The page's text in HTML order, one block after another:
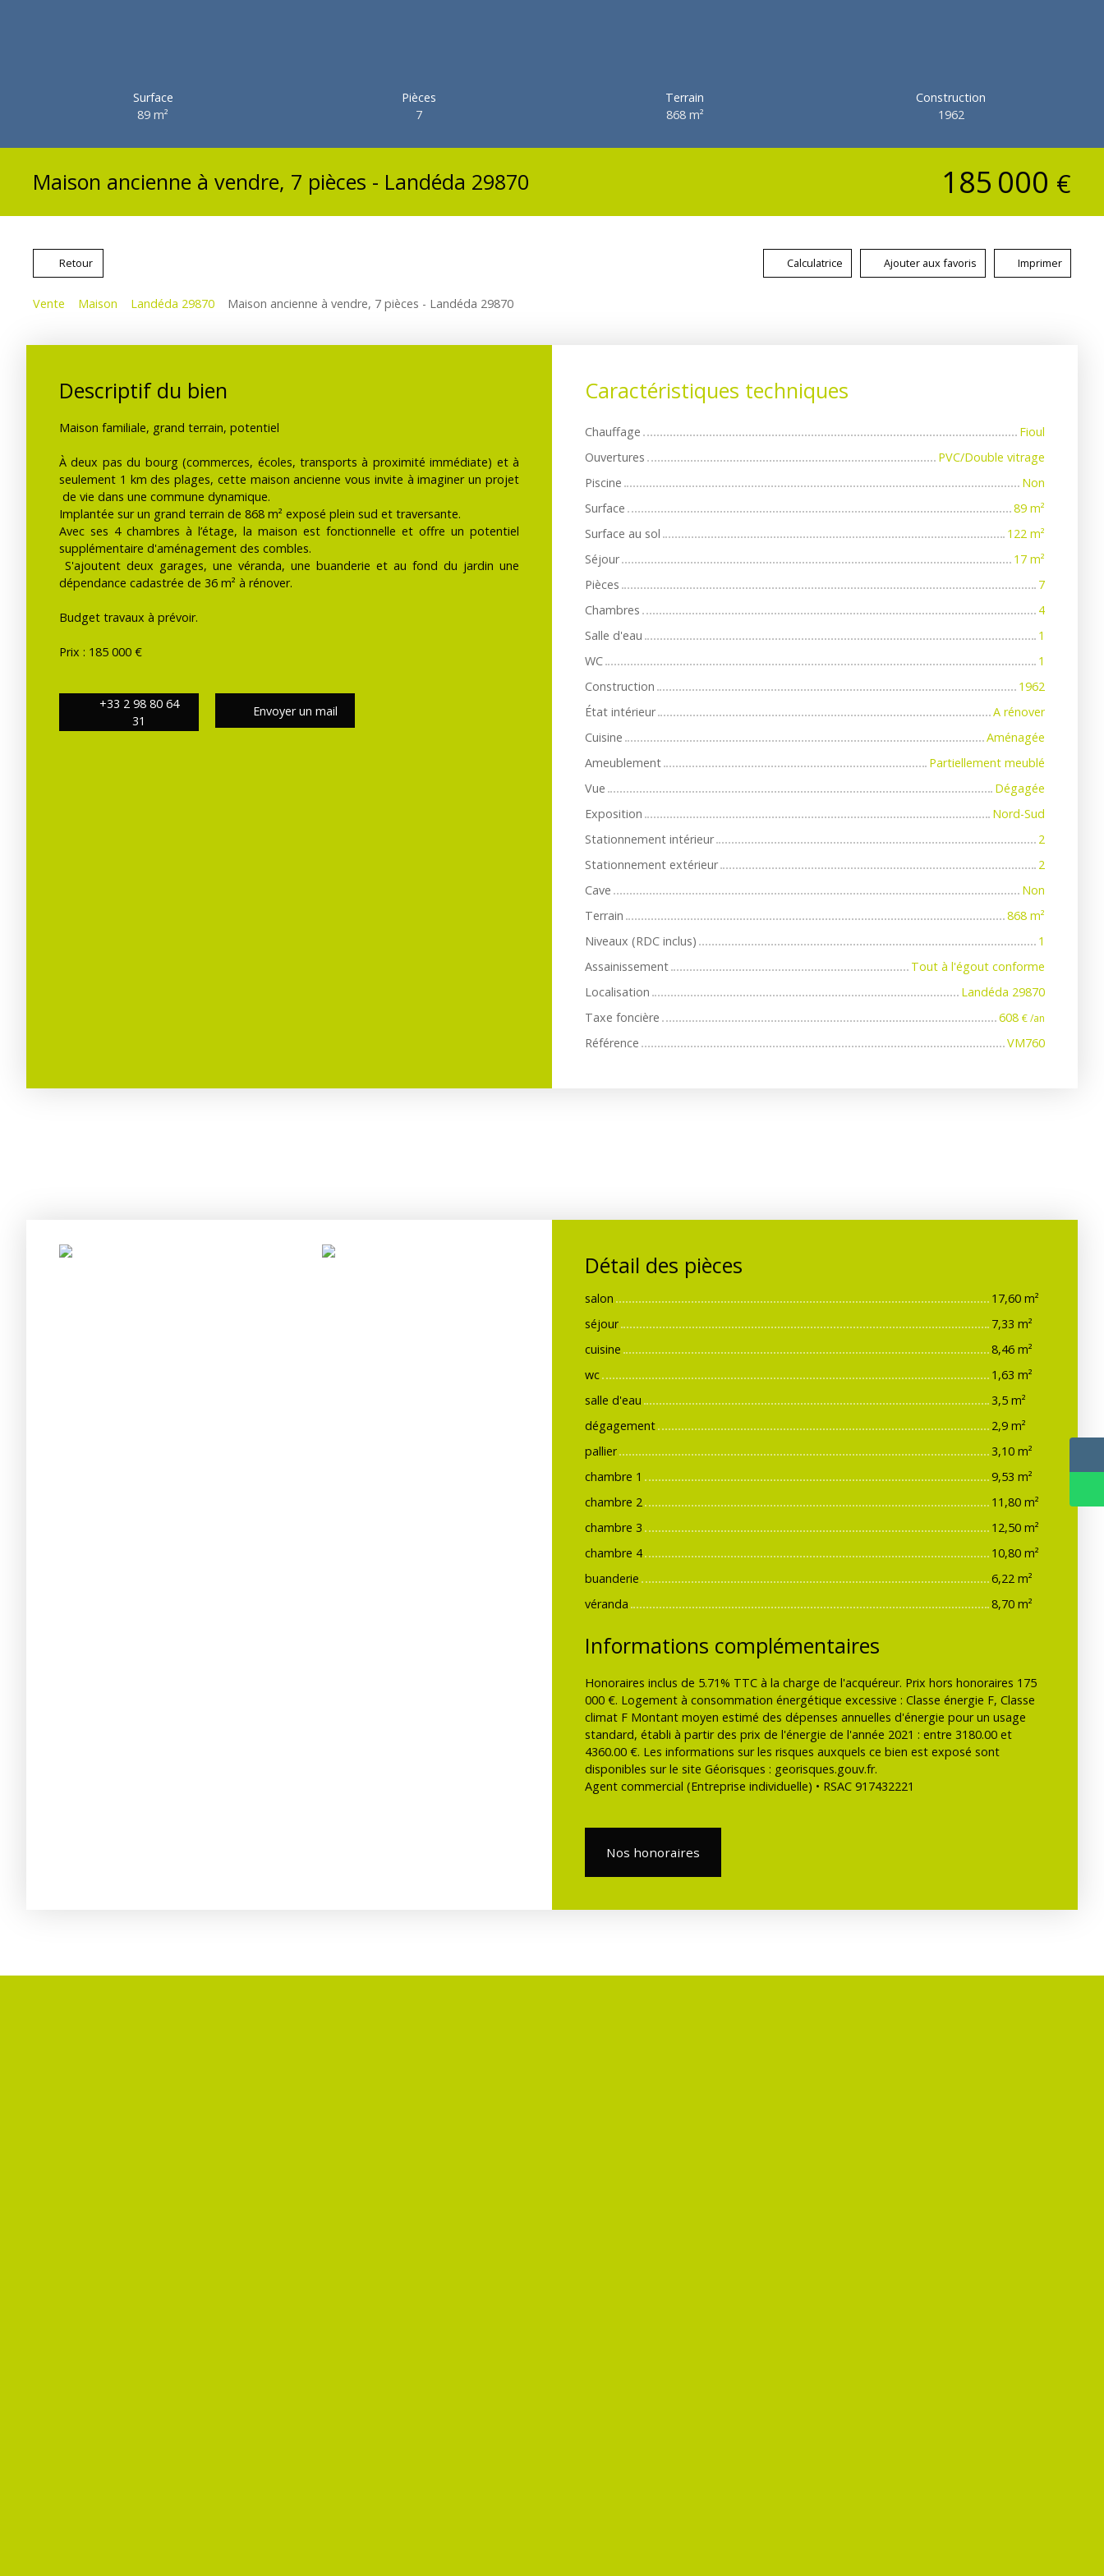
Surface
89m²
Pièces
7
Terrain
868 m²
Construction
1962
Maison ancienne à vendre, 7 pièces - Landéda 29870 185 000 €
Retour Calculatrice Ajouter aux favoris Imprimer
Vente Maison Landéda 29870 Maison ancienne à vendre, 7 pièces - Landéda 29870
Descriptif du bien
Maison familiale, grand terrain, potentiel
À deux pas du bourg (commerces, écoles, transports à proximité immédiate) et à
seulement 1 km des plages, cette maison ancienne vous invite à imaginer un projet
de vie dans une commune dynamique.
Implantée sur un grand terrain de 868 m² exposé plein sud et traversante.
Avec ses 4 chambres à l’étage, la maison est fonctionnelle et offre un potentiel
supplémentaire d'aménagement des combles.
S'ajoutent deux garages, une véranda, une buanderie et au fond du jardin une
dépendance cadastrée de 36 m² à rénover.
Budget travaux à prévoir.
Prix : 185 000 €
+33 2 98 80 64
31
Envoyer un mail
Caractéristiques techniques
Chauffage
Fioul
Ouvertures
PVC/Double vitrage
Piscine
Non
Surface
89 m²
Surface au sol
122 m²
Séjour
17 m²
Pièces
7
Chambres
4
Salle d'eau
1
WC
1
Construction
1962
État intérieur
A rénover
Cuisine
Aménagée
Ameublement
Partiellement meublé
Vue
Dégagée
Exposition
Nord-Sud
Stationnement intérieur
2
Stationnement extérieur
2
Cave
Non
Terrain
868 m²
Niveaux (RDC inclus)
1
Assainissement
Tout à l'égout conforme
Localisation
Landéda 29870
Taxe foncière
608 € /an
Référence VM760
Détail des pièces
salon
17,60 m²
séjour
7,33 m²
cuisine
8,46 m²
wc
1,63 m²
salle d'eau
3,5 m²
dégagement
2,9 m²
pallier
3,10 m²
chambre 1
9,53 m²
chambre 2
11,80 m²
chambre 3
12,50 m²
chambre 4
10,80 m²
buanderie
6,22 m²
véranda
8,70 m²
Informations complémentaires
Honoraires inclus de 5.71% TTC à la charge de l'acquéreur. Prix hors honoraires 175
000 €. Logement à consommation énergétique excessive : Classe énergie F, Classe
climat F Montant moyen estimé des dépenses annuelles d'énergie pour un usage
standard, établi à partir des prix de l'énergie de l'année 2021 : entre 3180.00 et
4360.00 €. Les informations sur les risques auxquels ce bien est exposé sont
disponibles sur le site Géorisques : georisques.gouv.fr.
Agent commercial (Entreprise individuelle) • RSAC 917432221
Nos honoraires